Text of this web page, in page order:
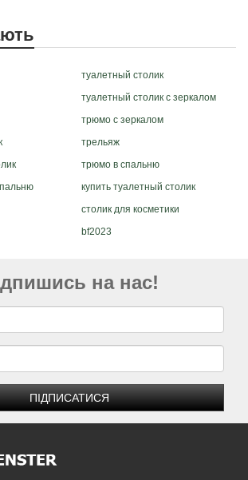
туалетный столик
туалетный столик с зеркалом
трюмо с зеркалом
трельяж
трюмо в спальню
купить туалетный столик
столик для косметики
bf2023
на нас!
ПІДПИСАТИСЯ